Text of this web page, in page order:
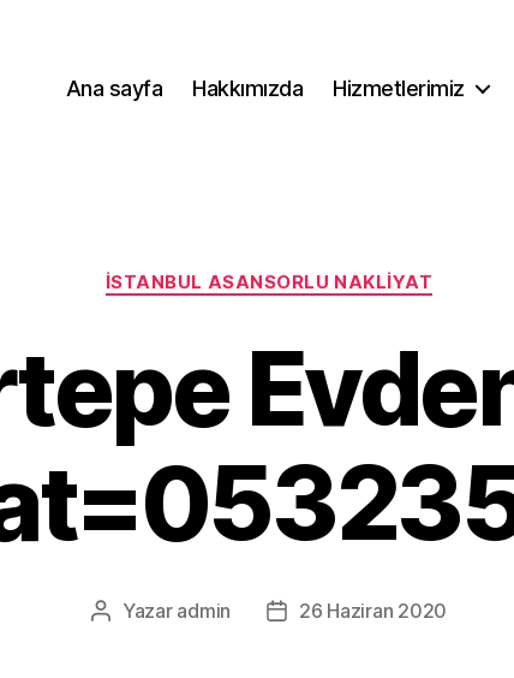
Ana sayfa Hakkımızda Hizmetlerimiz
Kategoriler
İSTANBUL ASANSORLU NAKLIYAT
Yazının
Yazar admin
Yazı26 Haziran 2020